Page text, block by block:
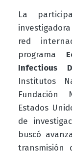
La
red
programa
Infectious
Institutos
Fundación
Estados
de
buscó
transmisión